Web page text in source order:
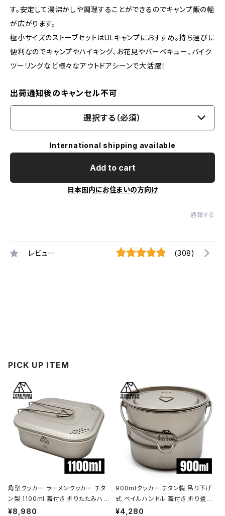
す。安定して湯沸かしや調理することができるのでキャンプ飯の幅
が広がります。
極小サイズのストーブセットはULキャンプにおすすめ。持ち運びに
便利なのでキャンプやハイキング、お花見やバーベキュー、バイク
ツーリングなど様々なアウトドアシーンで大活躍！
出荷通知後のキャンセル不可
選択する（必須）
International shipping available
Add to cart
日本国内にお住まいの方向け
通報する
レビュー (308)
PICK UP ITEM
角型クッカー ラーメンクッカー チタ
ン製 1100ml 蓋付き 折りたたみハン
ドル付 超軽量 頑丈 直火OK 鍋 フラ
¥8,980
900mlクッカー チタン製 吊り下げ
式 ベイルハンドル 蓋付き 折り畳み
ハンドル付き 超軽量 頑丈 直火OK
¥4,280